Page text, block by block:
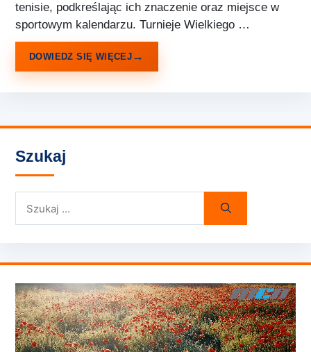
tenisie, podkreślając ich znaczenie oraz miejsce w
sportowym kalendarzu. Turnieje Wielkiego …
DOWIEDZ SIĘ WIĘCEJ
Szukaj